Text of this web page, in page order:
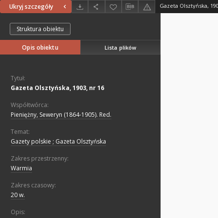
Ukryj szczegóły Gazeta Olsztyńska,
Struktura obiektu
Opis obiektu Lista plików
Tytuł:
Gazeta Olsztyńska, 1903, nr 16
Współtwórca:
Pieniężny, Seweryn (1864-1905). Red.
Temat:
Gazety polskie ; Gazeta Olsztyńska
Zakres przestrzenny:
Warmia
Zakres czasowy:
20 w.
Opis: